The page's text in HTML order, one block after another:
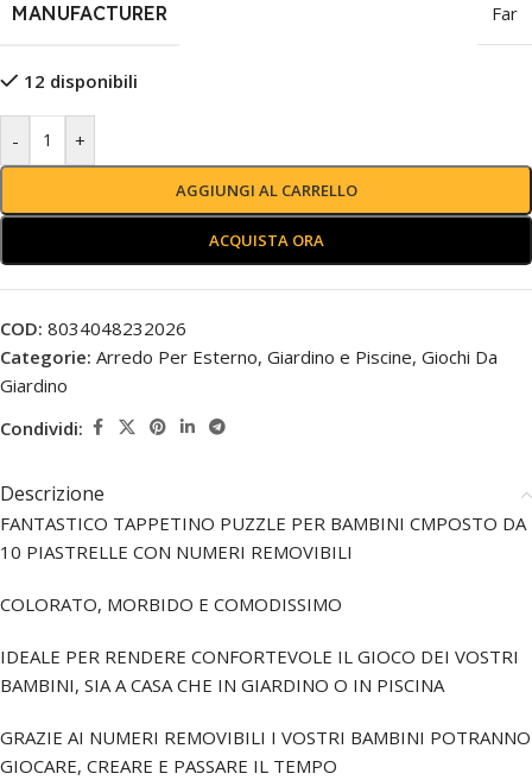
MANUFACTURER Far
12 disponibili
- +
AGGIUNGI AL CARRELLO
ACQUISTA ORA
COD: 8034048232026
Categorie: Arredo Per Esterno, Giardino e Piscine, Giochi Da
Giardino
Condividi:
Descrizione
FANTASTICO TAPPETINO PUZZLE PER BAMBINI CMPOSTO DA
10 PIASTRELLE CON NUMERI REMOVIBILI
COLORATO, MORBIDO E COMODISSIMO
IDEALE PER RENDERE CONFORTEVOLE IL GIOCO DEI VOSTRI
BAMBINI, SIA A CASA CHE IN GIARDINO O IN PISCINA
GRAZIE AI NUMERI REMOVIBILI I VOSTRI BAMBINI POTRANNO
GIOCARE, CREARE E PASSARE IL TEMPO